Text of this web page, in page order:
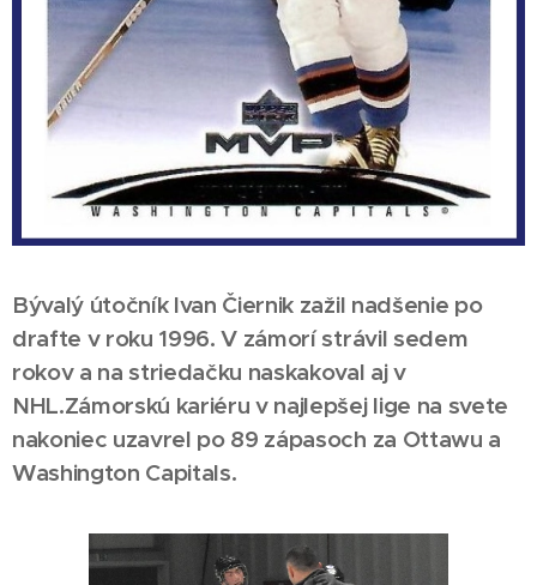
Bývalý útočník Ivan Čiernik zažil nadšenie po
drafte v roku 1996. V zámorí strávil sedem
rokov a na striedačku naskakoval aj v
NHL.Zámorskú kariéru v najlepšej lige na svete
nakoniec uzavrel po 89 zápasoch za Ottawu a
Washington Capitals.